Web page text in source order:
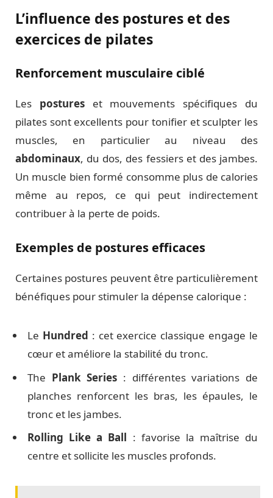
L’influence des postures et des
exercices de pilates
Renforcement musculaire ciblé
Les postureset mouvements spécifiques du
pilates sont excellents pour tonifier et sculpter les
muscles, en particulier au niveau des
abdominaux, du dos, des fessiers et des jambes.
Un muscle bien formé consomme plus de calories
même au repos, ce qui peut indirectement
contribuer à la perte de poids.
Exemples de postures efficaces
Certaines postures peuvent être particulièrement
bénéfiques pour stimuler la dépense calorique :
Le Hundred : cet exercice classique engage le
cœur et améliore la stabilité du tronc.
The Plank Series : différentes variations de
planches renforcent les bras, les épaules, le
tronc et les jambes.
Rolling Like a Ball : favorise la maîtrise du
centre et sollicite les muscles profonds.